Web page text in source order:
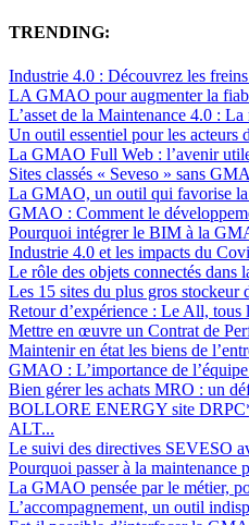
TRENDING:
Industrie 4.0 : Découvrez les
LA GMAO pour augmenter la
L’asset de la Maintenance 4.0 :
Un outil essentiel pour les acteurs
La GMAO Full Web : l’avenir
Sites classés « Seveso » sans
La GMAO, un outil qui favorise la
GMAO : Comment le
Pourquoi intégrer le BIM à la
Industrie 4.0 et les impacts du
Le rôle des objets connectés dans
Les 15 sites du plus gros stockeur
Retour d’expérience : Le All, tous
Mettre en œuvre un Contrat de
Maintenir en état les biens de
GMAO : L’importance de
Bien gérer les achats MRO : un
BOLLORE ENERGY site
ALT...
Le suivi des directives SEVESO
Pourquoi passer à la maintenance
La GMAO pensée par le métier,
L’accompagnement, un outil